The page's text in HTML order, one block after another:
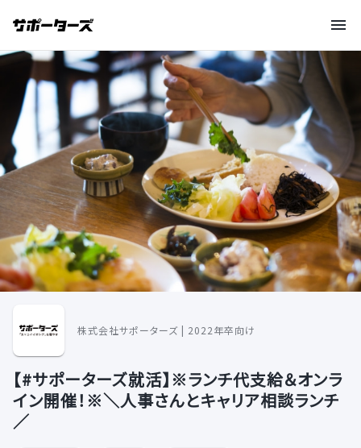
株式会社サポーターズ | 2022年卒向け
【#サポーターズ就活】※ランチ代支給＆オンラ
イン開催！※＼人事さんとキャリア相談ランチ
／